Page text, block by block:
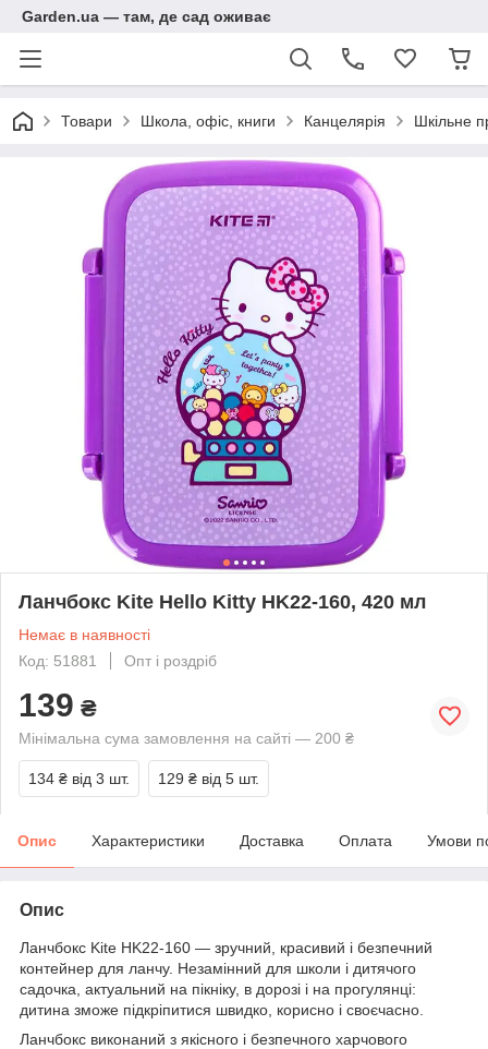
Garden.ua — там, де сад оживає
Товари Школа, офіс, книги Канцелярія Шкільне
Ланчбокс Kite Hello Kitty HK22-160, 420 мл
Немає в наявності
Код: 51881
Опт і роздріб
139 ₴
Мінімальна сума замовлення на сайті — 200 ₴
134 ₴ від 3 шт. 129 ₴ від 5 шт.
Опис Характеристики Доставка Оплата Умови
Опис
Ланчбокс Kite HK22-160 — зручний, красивий і безпечний
контейнер для ланчу. Незамінний для школи і дитячого
садочка, актуальний на пікніку, в дорозі і на прогулянці:
дитина зможе підкріпитися швидко, корисно і своєчасно.
Ланчбокс виконаний з якісного і безпечного харчового